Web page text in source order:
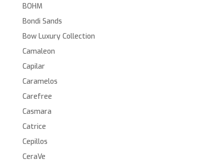
BOHM
Bondi Sands
Bow Luxury Collection
Camaleon
Capilar
Caramelos
Carefree
Casmara
Catrice
Cepillos
CeraVe